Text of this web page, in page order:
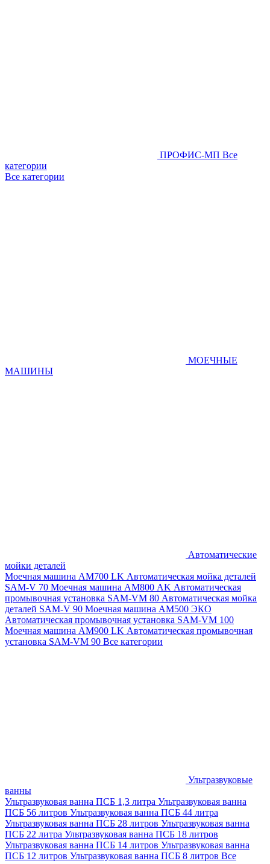
ПРОФИС-МП Все
категории
Все категории
МОЕЧНЫЕ
МАШИНЫ
Автоматические
мойки деталей
Моечная машина AM700 LK Автоматическая мойка деталей
SAM-V 70 Моечная машина АМ800 AK Автоматическая
промывочная установка SAM-VM 80 Автоматическая мойка
деталей SAM-V 90 Моечная машина АМ500 ЭКО
Автоматическая промывочная установка SAM-VM 100
Моечная машина AM900 LK Автоматическая промывочная
установка SAM-VM 90 Все категории
Ультразвуковые
ванны
Ультразвуковая ванна ПСБ 1,3 литра Ультразвуковая ванна
ПСБ 56 литров Ультразвуковая ванна ПСБ 44 литра
Ультразвуковая ванна ПСБ 28 литров Ультразвуковая ванна
ПСБ 22 литра Ультразвуковая ванна ПСБ 18 литров
Ультразвуковая ванна ПСБ 14 литров Ультразвуковая ванна
ПСБ 12 литров Ультразвуковая ванна ПСБ 8 литров Все